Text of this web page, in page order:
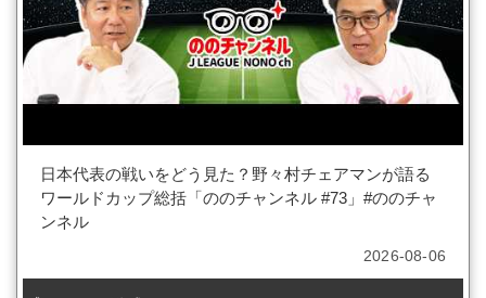
日本代表の戦いをどう見た？野々村チェアマンが語る
ワールドカップ総括「ののチャンネル #73」#ののチャ
ンネル
2026-08-06